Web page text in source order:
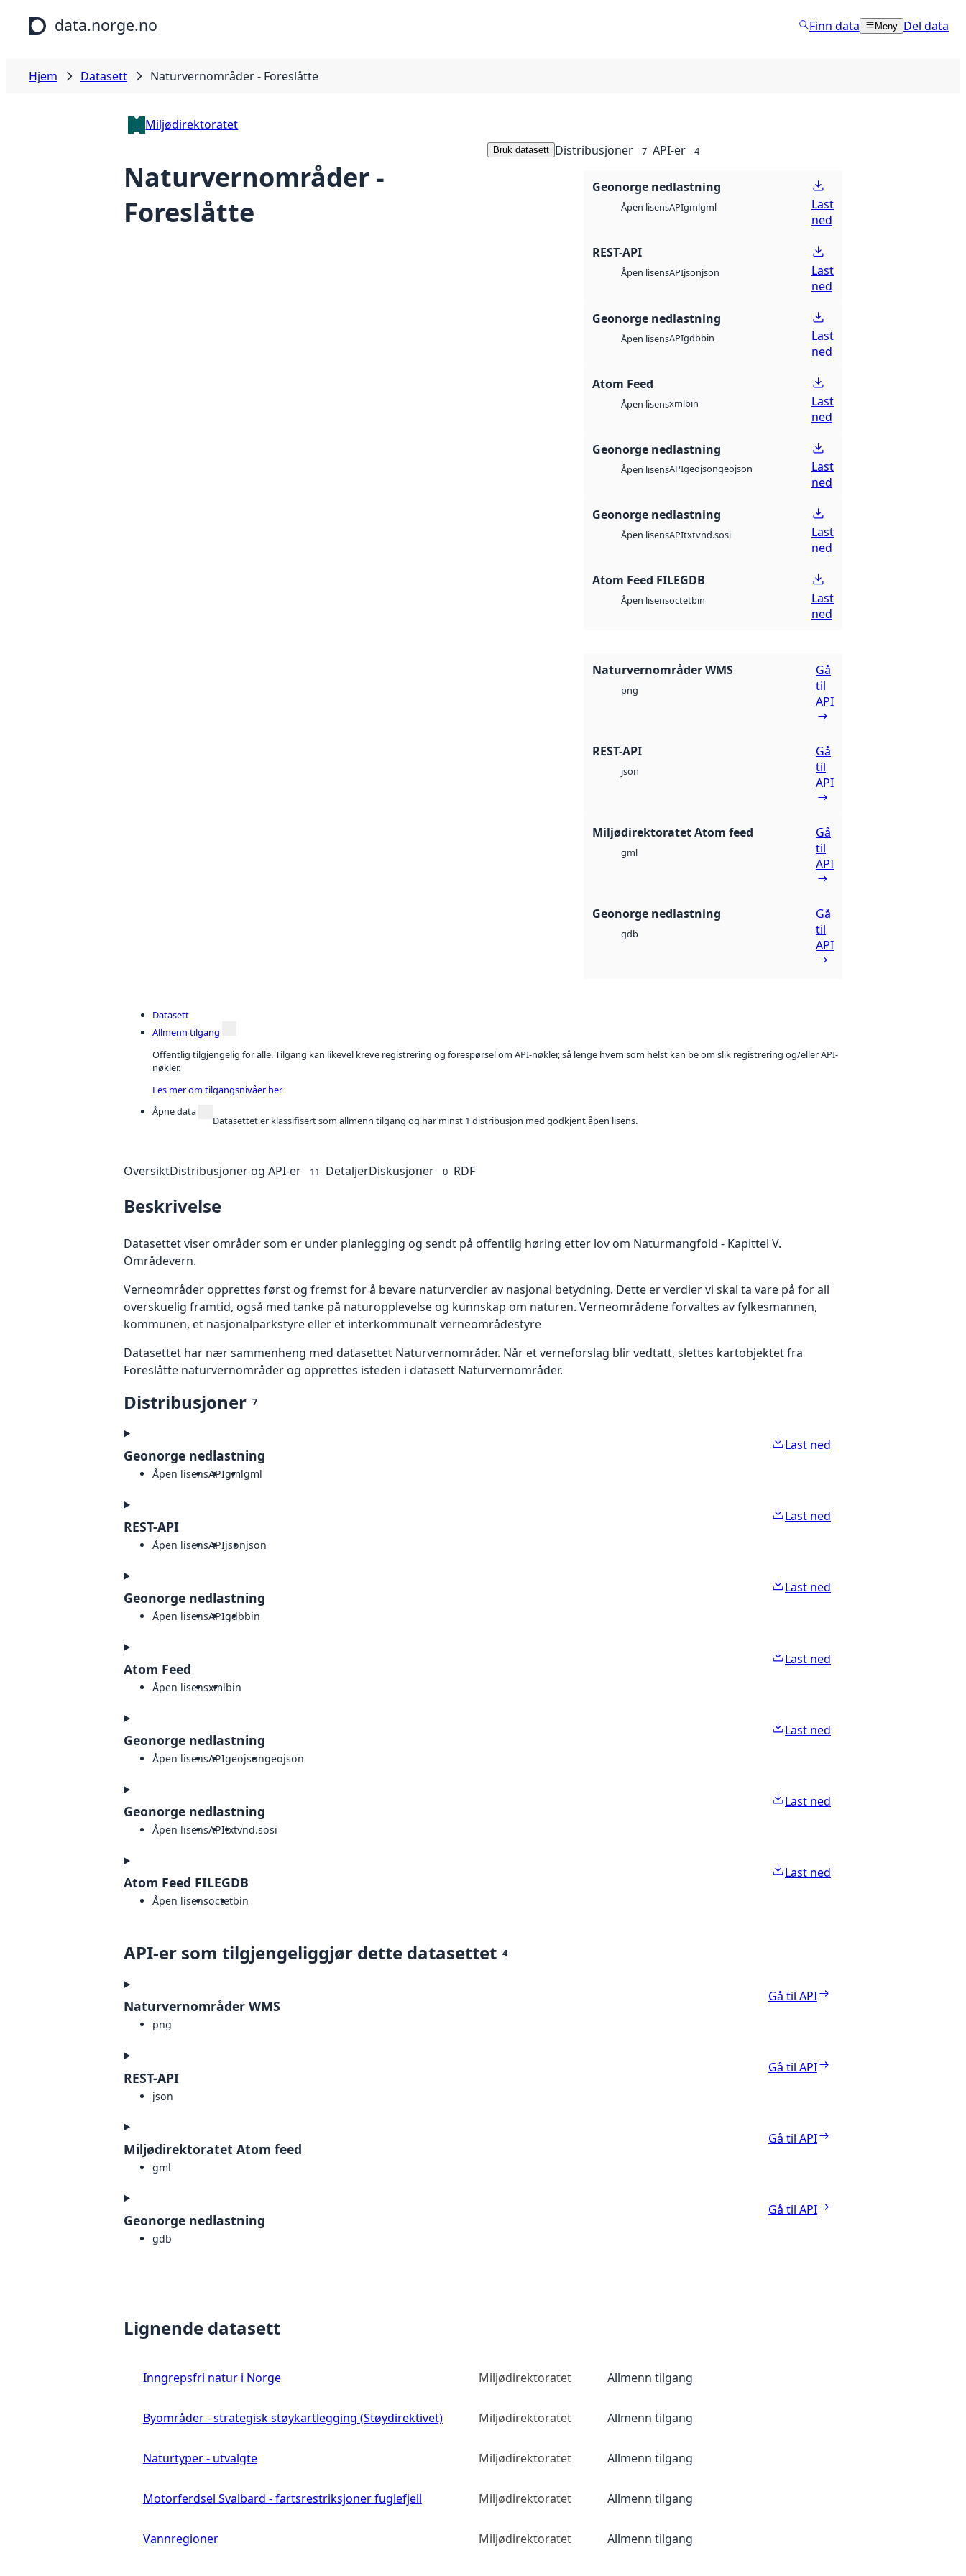
Hopp til hovedinnhold
data.norge.no Finn data Meny Del data
Hjem Datasett Naturvernområder - Foreslåtte
Miljødirektoratet
Naturvernområder -
Foreslåtte
Bruk datasett Distribusjoner 7 API-er 4
Geonorge nedlastning
Åpen lisensAPIgmlgml
Last
ned
REST-API
Åpen lisensAPIjsonjson
Last
ned
Geonorge nedlastning
Åpen lisensAPIgdbbin
Last
ned
Atom Feed
Åpen lisensxmlbin
Last
ned
Geonorge nedlastning
Åpen lisensAPIgeojsongeojson
Last
ned
Geonorge nedlastning
Åpen lisensAPItxtvnd.sosi
Last
ned
Atom Feed FILEGDB
Åpen lisensoctetbin
Last
ned
Naturvernområder WMS
png
Gå
til
API
REST-API
json
Gå
til
API
Miljødirektoratet Atom feed
gml
Gå
til
API
Geonorge nedlastning
gdb
Gå
til
API
Datasett
Allmenn tilgang
Offentlig tilgjengelig for alle. Tilgang kan likevel kreve registrering og forespørsel om API-nøkler, så lenge hvem som helst kan be om slik registrering og/eller API-
nøkler.
Les mer om tilgangsnivåer her
Åpne data
Datasettet er klassifisert som allmenn tilgang og har minst 1 distribusjon med godkjent åpen lisens.
OversiktDistribusjoner og API-er 11 DetaljerDiskusjoner 0 RDF
Beskrivelse
Datasettet viser områder som er under planlegging og sendt på offentlig høring etter lov om Naturmangfold - Kapittel V.
Områdevern.
Verneområder opprettes først og fremst for å bevare naturverdier av nasjonal betydning. Dette er verdier vi skal ta vare på for all
overskuelig framtid, også med tanke på naturopplevelse og kunnskap om naturen. Verneområdene forvaltes av fylkesmannen,
kommunen, et nasjonalparkstyre eller et interkommunalt verneområdestyre
Datasettet har nær sammenheng med datasettet Naturvernområder. Når et verneforslag blir vedtatt, slettes kartobjektet fra
Foreslåtte naturvernområder og opprettes isteden i datasett Naturvernområder.
Distribusjoner 7
Geonorge nedlastning
Åpen lisensAPIgmlgml
Last ned
REST-API
Åpen lisensAPIjsonjson
Last ned
Geonorge nedlastning
Åpen lisensAPIgdbbin
Last ned
Atom Feed
Åpen lisensxmlbin
Last ned
Geonorge nedlastning
Åpen lisensAPIgeojsongeojson
Last ned
Geonorge nedlastning
Åpen lisensAPItxtvnd.sosi
Last ned
Atom Feed FILEGDB
Åpen lisensoctetbin
Last ned
API-er som tilgjengeliggjør dette datasettet 4
Naturvernområder WMS
png
Gå til API
REST-API
json
Gå til API
Miljødirektoratet Atom feed
gml
Gå til API
Geonorge nedlastning
gdb
Gå til API
Lignende datasett
Inngrepsfri natur i Norge Miljødirektoratet Allmenn tilgang
Byområder - strategisk støykartlegging (Støydirektivet) Miljødirektoratet Allmenn tilgang
Naturtyper - utvalgte Miljødirektoratet Allmenn tilgang
Motorferdsel Svalbard - fartsrestriksjoner fuglefjell Miljødirektoratet Allmenn tilgang
Vannregioner Miljødirektoratet Allmenn tilgang